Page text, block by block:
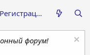
Регистрация
форум!